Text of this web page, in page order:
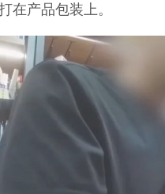
在产品包装上。